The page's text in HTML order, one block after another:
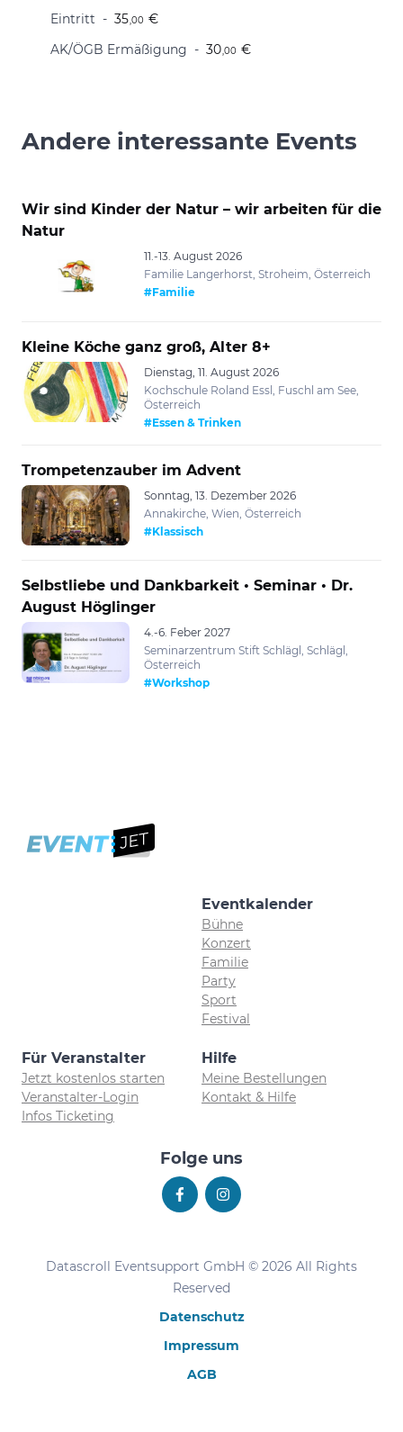
Eintritt
35,00 €
AK/ÖGB Ermäßigung
30,00 €
Andere interessante Events
Wir sind Kinder der Natur – wir arbeiten für die
Natur
11.-13. August 2026
Familie Langerhorst, Stroheim, Österreich
#Familie
Kleine Köche ganz groß, Alter 8+
Dienstag, 11. August 2026
Kochschule Roland Essl, Fuschl am See,
Österreich
#Essen & Trinken
Trompetenzauber im Advent
Sonntag, 13. Dezember 2026
Annakirche, Wien, Österreich
#Klassisch
Selbstliebe und Dankbarkeit • Seminar • Dr.
August Höglinger
4.-6. Feber 2027
Seminarzentrum Stift Schlägl, Schlägl,
Österreich
#Workshop
Eventkalender
Bühne
Konzert
Familie
Party
Sport
Festival
Für Veranstalter
Jetzt kostenlos starten
Veranstalter-Login
Infos Ticketing
Hilfe
Meine Bestellungen
Kontakt & Hilfe
Folge uns
Datascroll Eventsupport GmbH © 2026 All Rights
Reserved
Datenschutz
Impressum
AGB